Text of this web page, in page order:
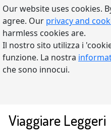
Our website uses cookies.
agree. Our privacy and
harmless cookies are.
Il nostro sito utilizza i
funzione. La nostra
che sono innocui.
Viaggiare Leggeri